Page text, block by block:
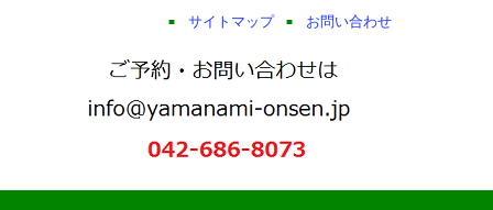
サイトマップ お問い合わせ